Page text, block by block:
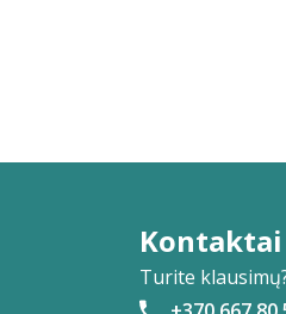
Kontaktai
Turite